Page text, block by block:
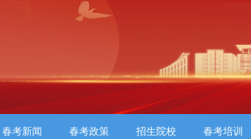
春考新闻 春考政策 招生院校 春考培训